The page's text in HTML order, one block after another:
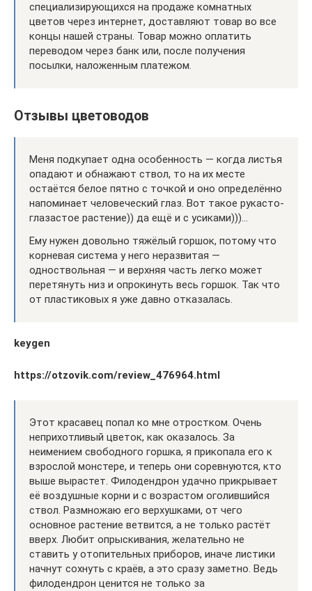
специализирующихся на продаже комнатных
цветов через интернет, доставляют товар во все
концы нашей страны. Товар можно оплатить
переводом через банк или, после получения
посылки, наложенным платежом.
Отзывы цветоводов
Меня подкупает одна особенность — когда листья
опадают и обнажают ствол, то на их месте
остаётся белое пятно с точкой и оно определённо
напоминает человеческий глаз. Вот такое рукасто-
глазастое растение)) да ещё и с усиками)))…
Ему нужен довольно тяжёлый горшок, потому что
корневая система у него неразвитая —
одноствольная — и верхняя часть легко может
перетянуть низ и опрокинуть весь горшок. Так что
от пластиковых я уже давно отказалась.
keygen
https://otzovik.com/review_476964.html
Этот красавец попал ко мне отростком. Очень
неприхотливый цветок, как оказалось. За
неимением свободного горшка, я прикопала его к
взрослой монстере, и теперь они соревнуются, кто
выше вырастет. Филодендрон удачно прикрывает
её воздушные корни и с возрастом оголившийся
ствол. Размножаю его верхушками, от чего
основное растение ветвится, а не только растёт
вверх. Любит опрыскивания, желательно не
ставить у отопительных приборов, иначе листики
начнут сохнуть с краёв, а это сразу заметно. Ведь
филодендрон ценится не только за